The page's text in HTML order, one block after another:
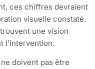
ces chiffres devraient
visuelle constaté.
une vision
l’intervention.
doivent pas être